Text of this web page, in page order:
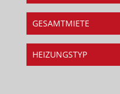
GESAMTMIETE
HEIZUNGSTYP